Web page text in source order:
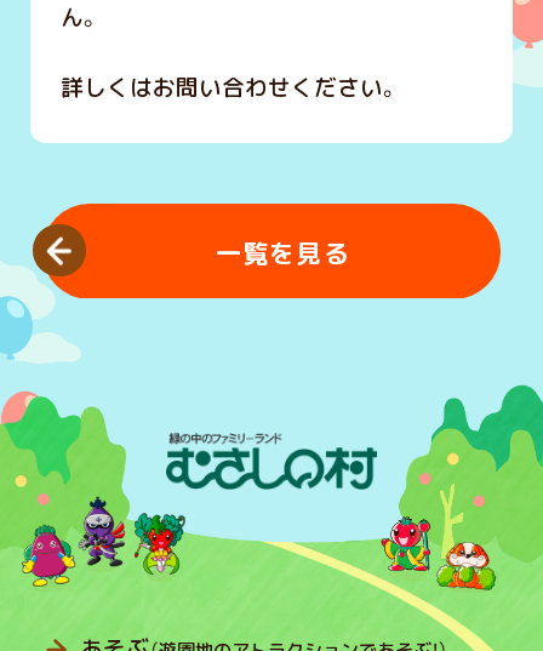
ん。
詳しくはお問い合わせください。
一覧を見る